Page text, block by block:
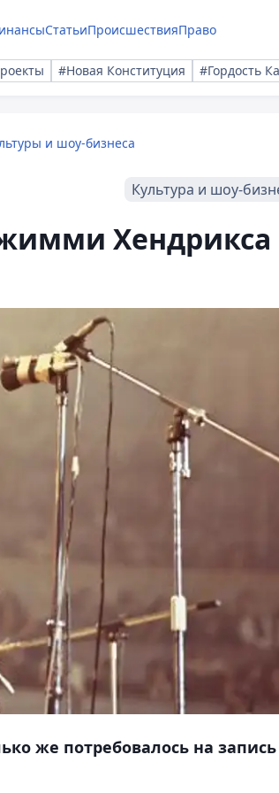
СтатьиПроисшествияПраво
#Новая Конституция #Гордость
и шоу-бизнеса
Культура и шоу-
Хендрикса
же потребовалось на